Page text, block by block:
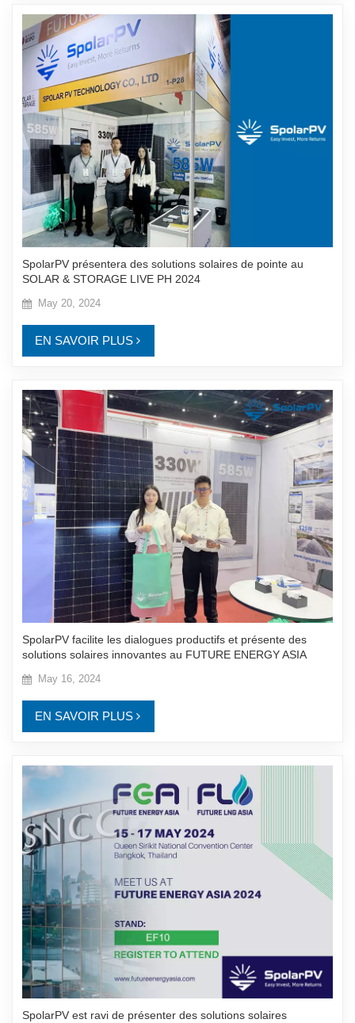
SpolarPV présentera des solutions solaires de pointe au
SOLAR & STORAGE LIVE PH 2024
May 20, 2024
EN SAVOIR PLUS
SpolarPV facilite les dialogues productifs et présente des
solutions solaires innovantes au FUTURE ENERGY ASIA
May 16, 2024
EN SAVOIR PLUS
SpolarPV est ravi de présenter des solutions solaires